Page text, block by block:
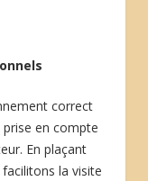
correct
en compte
En plaçant
la visite